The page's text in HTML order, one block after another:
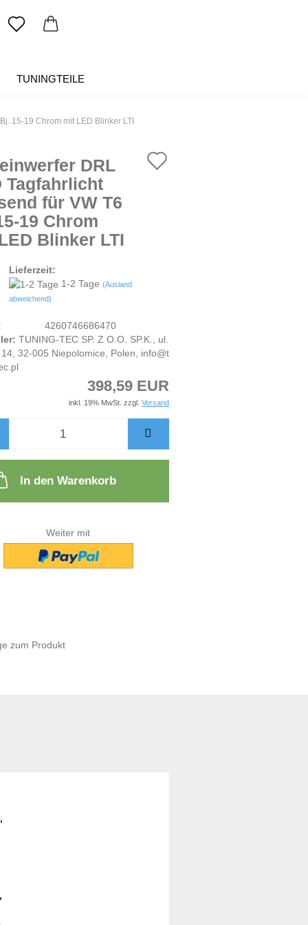
TUNINGTEILE
15-19 Chrom mit LED Blinker LTI
DRL
Tagfahrlicht
für VW T6
19 Chrom
Blinker LTI
Lieferzeit:
1-2 Tage (Ausland
abweichend)
4260746686470
TUNING-TEC SP. Z O.O. SP.K., ul.
32-005 Niepolomice, Polen, info@t
398,59 EUR
inkl. 19% MwSt. zzgl. Versand
In den Warenkorb
Weiter mit
zum Produkt